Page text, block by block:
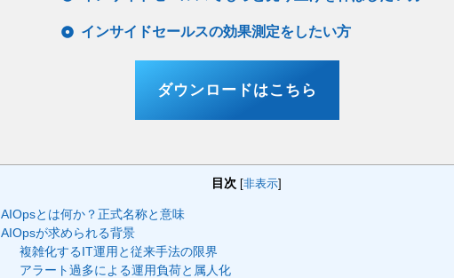
インサイドセールスの効果測定をしたい方
ダウンロードはこちら
目次 [非表示]
AIOpsとは何か？正式名称と意味
AIOpsが求められる背景
複雑化するIT運用と従来手法の限界
アラート過多による運用負荷と属人化